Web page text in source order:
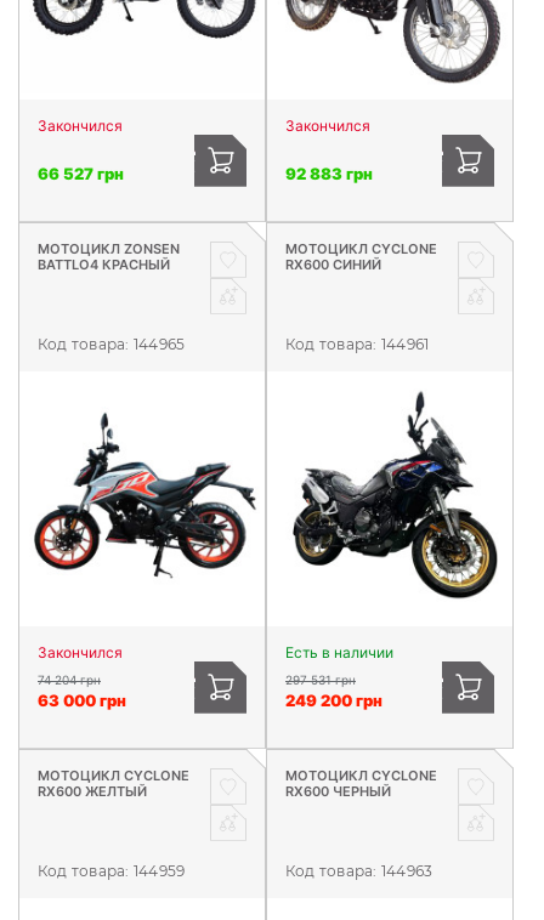
Закончился
66 527 грн
Закончился
92 883 грн
МОТОЦИКЛ ZONSEN
BATTLO4 КРАСНЫЙ
Код товара: 144965
Закончился
74 204 грн
63 000 грн
МОТОЦИКЛ CYCLONE
RX600 СИНИЙ
Код товара: 144961
Есть в наличии
297 531 грн
249 200 грн
МОТОЦИКЛ CYCLONE
RX600 ЖЕЛТЫЙ
Код товара: 144959
МОТОЦИКЛ CYCLONE
RX600 ЧЕРНЫЙ
Код товара: 144963